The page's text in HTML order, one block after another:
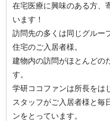
在宅医療に興味のある方、
います！
訪問先の多くは同じグルー
住宅のご入居者様。
建物内の訪問がほとんどの
す。
学研ココファンは所長をは
スタッフがご入居者様と毎
ンをとっています。